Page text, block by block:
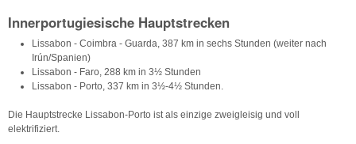
Innerportugiesische Hauptstrecken
Lissabon - Coimbra - Guarda, 387 km in sechs Stunden (weiter nach
Irún/Spanien)
Lissabon - Faro, 288 km in 3½ Stunden
Lissabon - Porto, 337 km in 3½-4½ Stunden.
Die Hauptstrecke Lissabon-Porto ist als einzige zweigleisig und voll
elektrifiziert.